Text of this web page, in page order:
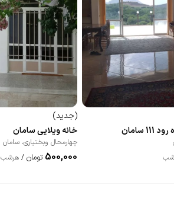
سامان
(جدید)
خانه ویلایی سامان
چهارمحال وبختیاری، سامان
500,000 تومان / هرشب